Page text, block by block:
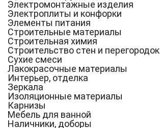
Электромонтажные изделия
Электроплиты и конфорки
Элементы питания
Строительные материалы
Строительная химия
Строительство стен и перегородок
Сухие смеси
Лакокрасочные материалы
Интерьер, отделка
Зеркала
Изоляционные материалы
Карнизы
Мебель для ванной
Наличники, доборы